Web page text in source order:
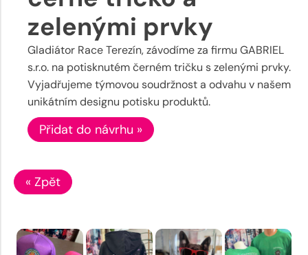
zelenými prvky
Gladiátor Race Terezín, závodíme za firmu GABRIEL
s.r.o. na potisknutém černém tričku s zelenými prvky.
Vyjadřujeme týmovou soudržnost a odvahu v našem
unikátním designu potisku produktů.
Přidat do návrhu »
« Zpět